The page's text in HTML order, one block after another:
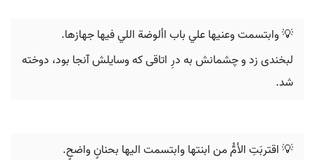
💡 ‫وابتسمت وعنيها علي باب األوضة اللي فيها جهازها‪.
لبخندی زد و چشمانش به درِ اتاقی که وسایلش آنجا بود، دوخته
شد.
💡 اقتربَتِ الأمُّ من ابنتها وابتسمت اليها بحنانٍ واضحٍ.